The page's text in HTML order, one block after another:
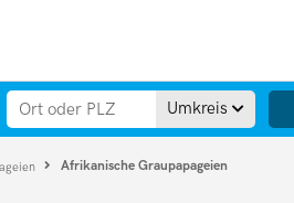
Umkreis
Afrikanische Graupapageien